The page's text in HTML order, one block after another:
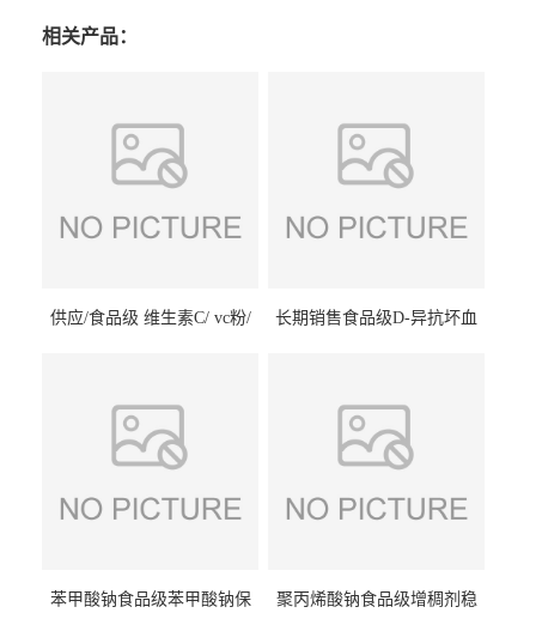
相关产品：
供应/食品级 维生素C/ vc粉/
长期销售食品级D-异抗坏血
苯甲酸钠食品级苯甲酸钠保
聚丙烯酸钠食品级增稠剂稳